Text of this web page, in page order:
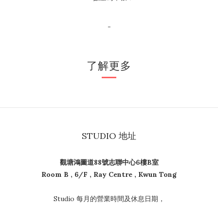
-
了解更多
STUDIO 地址
觀塘鴻圖道88號志聯中心6樓B室
Room B , 6/F , Ray Centre , Kwun Tong
Studio 每月的營業時間及休息日期，